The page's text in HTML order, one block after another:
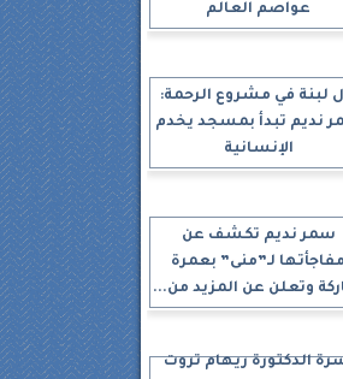
عواصم العالم
لبنة في مشروع الرحمة:
نديم تبدأ بمسجد يخدم
الإنسانية
سمر نديم تكشف عن
مفاجأتها لـ”منى” بعمرة
وتعلن عن المزيد من...
الدكتورة ريهام ثروت